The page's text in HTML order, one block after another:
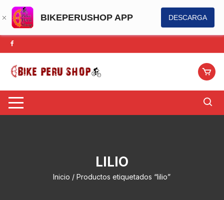
BIKEPERUSHOP APP DESCARGA
Saltar
al
contenido
LILIO
Inicio / Productos etiquetados “lilio”